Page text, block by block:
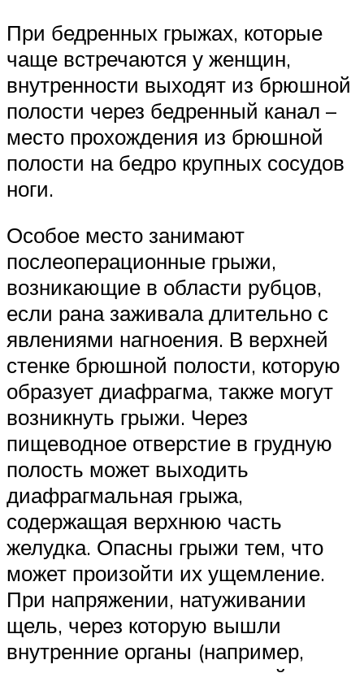
При бедренных грыжах, которые
чаще встречаются у женщин,
внутренности выходят из брюшной
полости через бедренный канал –
место прохождения из брюшной
полости на бедро крупных сосудов
ноги.
Особое место занимают
послеоперационные грыжи,
возникающие в области рубцов,
если рана заживала длительно с
явлениями нагноения. В верхней
стенке брюшной полости, которую
образует диафрагма, также могут
возникнуть грыжи. Через
пищеводное отверстие в грудную
полость может выходить
диафрагмальная грыжа,
содержащая верхнюю часть
желудка. Опасны грыжи тем, что
может произойти их ущемление.
При напряжении, натуживании
щель, через которую вышли
внутренние органы (например,